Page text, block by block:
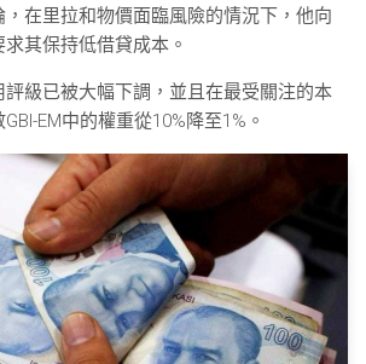
在里拉和物價面臨風險的情況下，他向
其保持低借貸成本。
評級已被大幅下調，並且在最受關注的本
EM中的權重從10%降至1%。